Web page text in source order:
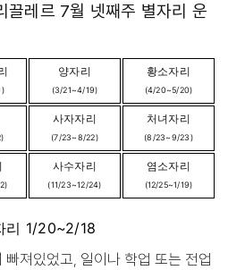
끌레르 7월 넷째주 별자리 운
양자리
(3/21~4/19)
황소자리
(4/20~5/20)
사자자리
(7/23~8/22)
처녀자리
(8/23~9/23)
사수자리
(11/23~12/24)
염소자리
(12/25~1/19)
리 1/20~2/18
져있었고, 일이나 학업 또는 전업